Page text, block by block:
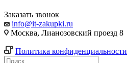
Заказать звонок
info@it-zakupki.ru
Москва, Лианозовский проезд 8
Политика конфиденциальности